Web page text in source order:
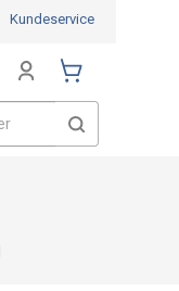
Kundeservice